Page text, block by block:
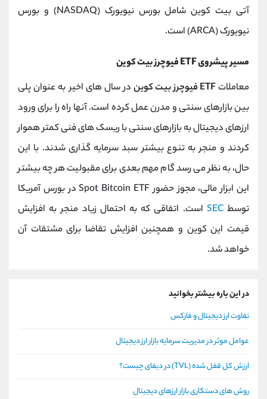
آتی بیت کوین شامل بورس نیویورک (NASDAQ) و بورس
نیویورک (ARCA) است.
مسیر پیشروی ETF فیوچرز بیت کوین
معاملاتETF فیوچرز بیت کوین
در سال های اخیر به عنوان پلی
بین بازارهای سنتی و مدرن عمل کرده است. آنها راه را برای ورود
ارزهای دیجیتال به بازارهای سنتی با ریسک های فنی کمتر هموار
کردند و منجر به تنوع بیشتر سبد سرمایه گذاری شدند. با این
حال، به نظر می رسد گام مهم بعدی برای مقبولیت هر چه بیشتر
این ابزار مالی، مجوز حضور Spot Bitcoin ETF در بورس آمریکا
توسطSEC است. اتفاقی که به احتمال زیاد منجر به افزایش
قیمت این کوین و همچنین افزایش تقاضا برای مشتقات آن
خواهد شد.
در این باره بیشتر بخوانید
تفاوت ارز دیجیتال و فارکس
عوامل موثر در مدیریت سرمایه بازار ارز دیجیتال
ارزش کل قفل شده (TVL) در دیفای چیست؟
روش های دستکاری بازار ارزهای دیجیتال